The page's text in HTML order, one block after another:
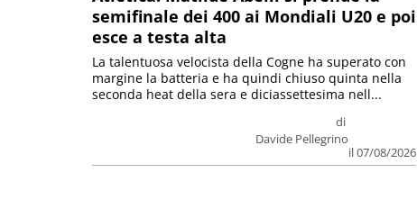
semifinale dei 400 ai Mondiali U20 e poi
esce a testa alta
di
Davide Pellegrino
il 07/08/2026
La talentuosa velocista della Cogne ha superato con
margine la batteria e ha quindi chiuso quinta nella
seconda heat della sera e diciassettesima nell...